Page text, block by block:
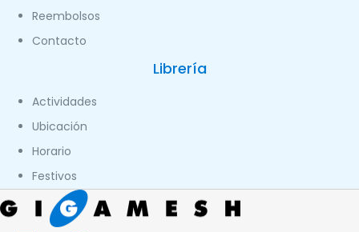
Reembolsos
Contacto
Librería
Actividades
Ubicación
Horario
Festivos